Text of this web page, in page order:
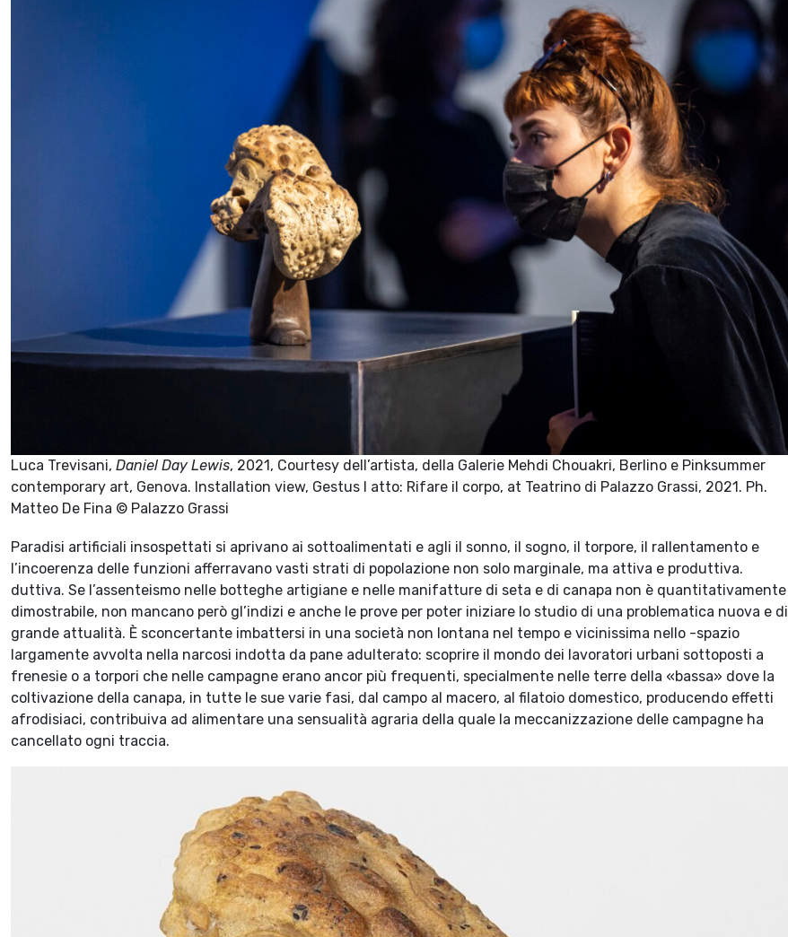
Luca Trevisani, Daniel Day Lewis, 2021, Courtesy dell’artista, della Galerie Mehdi Chouakri, Berlino e Pinksummer
contemporary art, Genova. Installation view, Gestus I atto: Rifare il corpo, at Teatrino di Palazzo Grassi, 2021. Ph.
Matteo De Fina © Palazzo Grassi
Paradisi artificiali insospettati si aprivano ai sottoalimentati e agli il sonno, il sogno, il torpore, il rallentamento e
l’incoerenza delle funzioni afferravano vasti strati di popolazione non solo marginale, ma attiva e produttiva.
duttiva. Se l’assenteismo nelle botteghe artigiane e nelle manifatture di seta e di canapa non è quantitativamente
dimostrabile, non mancano però gl’indizi e anche le prove per poter iniziare lo studio di una problematica nuova e di
grande attualità. È sconcertante imbattersi in una società non lontana nel tempo e vicinissima nello -spazio
largamente avvolta nella narcosi indotta da pane adulterato: scoprire il mondo dei lavoratori urbani sottoposti a
frenesie o a torpori che nelle campagne erano ancor più frequenti, specialmente nelle terre della «bassa» dove la
coltivazione della canapa, in tutte le sue varie fasi, dal campo al macero, al filatoio domestico, producendo effetti
afrodisiaci, contribuiva ad alimentare una sensualità agraria della quale la meccanizzazione delle campagne ha
cancellato ogni traccia.